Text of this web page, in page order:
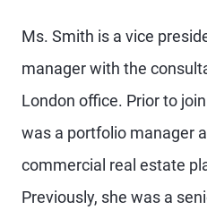
Ms. Smith is a vice
manager with the
London office. Prior to
was a portfolio manager
commercial real estate
Previously, she was a